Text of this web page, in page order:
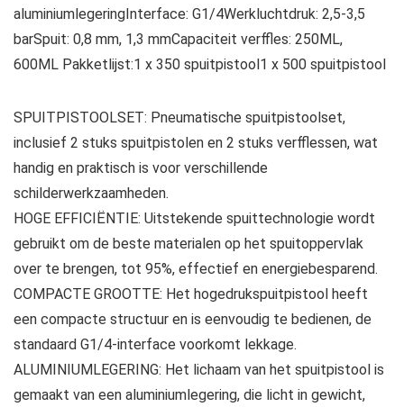
aluminiumlegeringInterface: G1/4Werkluchtdruk: 2,5-3,5
barSpuit: 0,8 mm, 1,3 mmCapaciteit verffles: 250ML,
600ML Pakketlijst:1 x 350 spuitpistool1 x 500 spuitpistool
SPUITPISTOOLSET: Pneumatische spuitpistoolset,
inclusief 2 stuks spuitpistolen en 2 stuks verfflessen, wat
handig en praktisch is voor verschillende
schilderwerkzaamheden.
HOGE EFFICIËNTIE: Uitstekende spuittechnologie wordt
gebruikt om de beste materialen op het spuitoppervlak
over te brengen, tot 95%, effectief en energiebesparend.
COMPACTE GROOTTE: Het hogedrukspuitpistool heeft
een compacte structuur en is eenvoudig te bedienen, de
standaard G1/4-interface voorkomt lekkage.
ALUMINIUMLEGERING: Het lichaam van het spuitpistool is
gemaakt van een aluminiumlegering, die licht in gewicht,